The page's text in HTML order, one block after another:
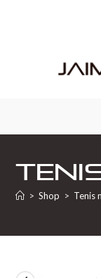
> Shop > Tenis